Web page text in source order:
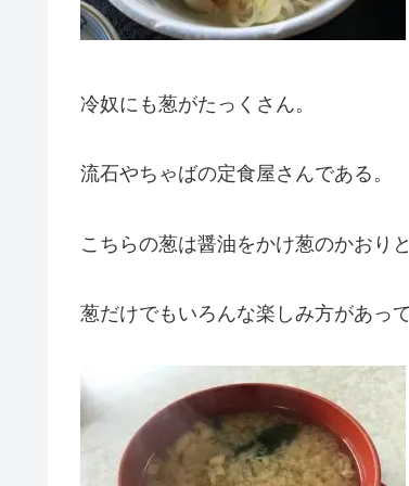
冷奴にも葱がたっくさん。
流石やちゃばの定食屋さんである。
こちらの葱は醤油をかけ葱のかおり
葱だけでもいろんな楽しみ方があっ